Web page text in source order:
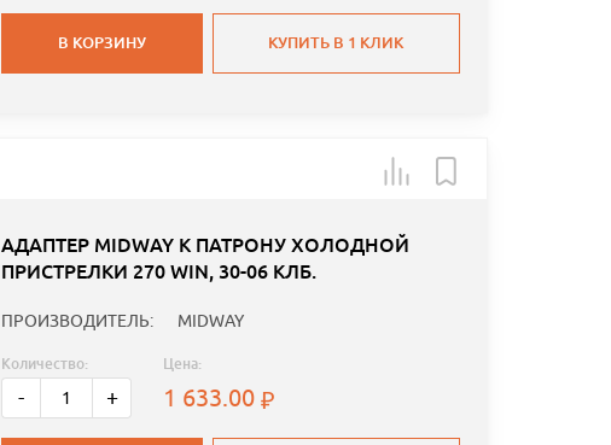
В КОРЗИНУ КУПИТЬ В 1 КЛИК
АДАПТЕР MIDWAY К ПАТРОНУ ХОЛОДНОЙ
ПРИСТРЕЛКИ 270 WIN, 30-06 КЛБ.
ПРОИЗВОДИТЕЛЬ: MIDWAY
Количество:
- +
Цена:
1 633.00